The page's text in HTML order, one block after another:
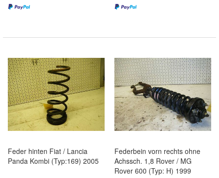
Feder hinten Fiat / Lancia
Panda Kombi (Typ:169) 2005
Federbein vorn rechts ohne
Achssch. 1,8 Rover / MG
Rover 600 (Typ: H) 1999